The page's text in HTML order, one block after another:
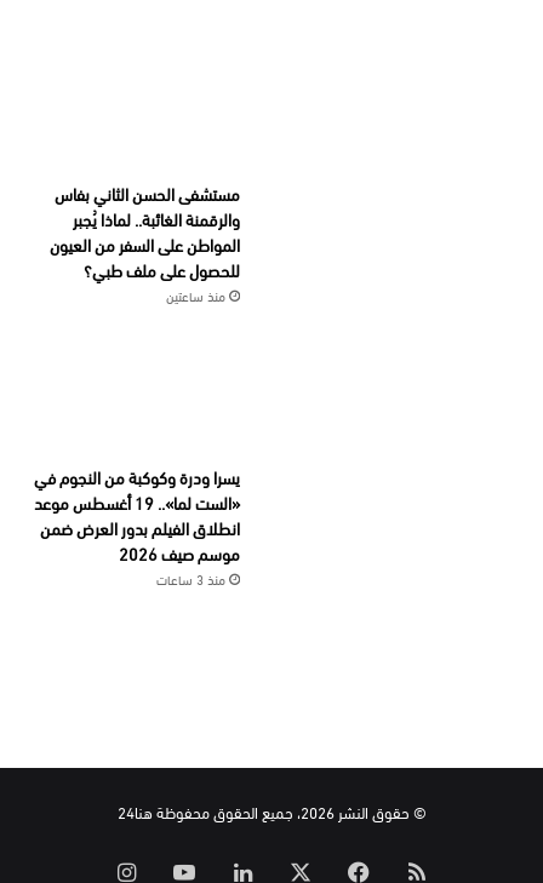
مستشفى الحسن الثاني بفاس
والرقمنة الغائبة.. لماذا يُجبر
المواطن على السفر من العيون
للحصول على ملف طبي؟
منذ ساعتين
يسرا ودرة وكوكبة من النجوم في
«الست لما».. 19 أغسطس موعد
انطلاق الفيلم بدور العرض ضمن
موسم صيف 2026
منذ 3 ساعات
© حقوق النشر 2026، جميع الحقوق محفوظة هنا24
ملخص فيسبوك لينكدإن ‫YouTube